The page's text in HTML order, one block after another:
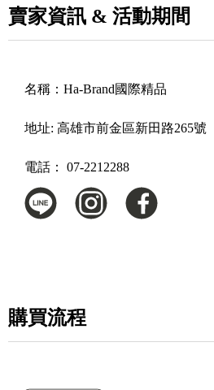
賣家資訊 & 活動期間
名稱： Ha-Brand國際精品
地址: 高雄市前金區新田路265號
電話： 07-2212288
購買流程